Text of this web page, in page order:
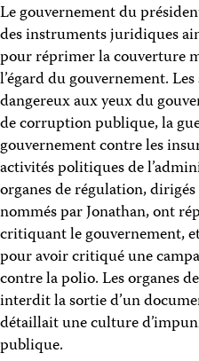
Le gouvernement du
des instruments juridiques
pour réprimer la couverture
l’égard du gouvernement.
dangereux aux yeux du
de corruption publique, la
gouvernement contre les
activités politiques de
organes de régulation,
nommés par Jonathan, ont
critiquant le gouvernement,
pour avoir critiqué une
contre la polio. Les organes
interdit la sortie d’un
détaillait une culture
publique.